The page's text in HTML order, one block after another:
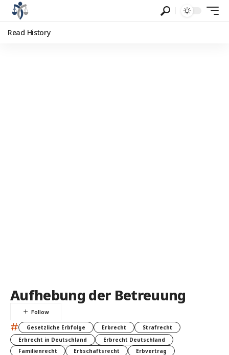
Read History
Aufhebung der Betreuung
# Gesetzliche Erbfolge Erbrecht
Strafrecht
Erbrecht in Deutschland
Erbrecht Deutschland
Familienrecht
Erbschaftsrecht
Erbvertrag